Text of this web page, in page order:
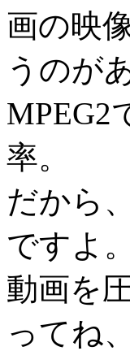
画の映
うのが
MPEG2
率。
だから
ですよ
動画を
ってね